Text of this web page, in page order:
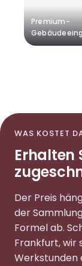
Premium-
WAS KOSTET
Erhalten
Der Preis
der
Formel ab.
Frankfurt, wir
Werkstunden